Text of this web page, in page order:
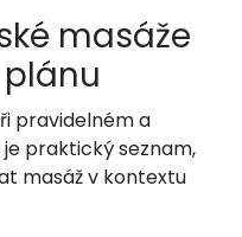
masáže
pravidelném a
praktický seznam,
masáž v kontextu